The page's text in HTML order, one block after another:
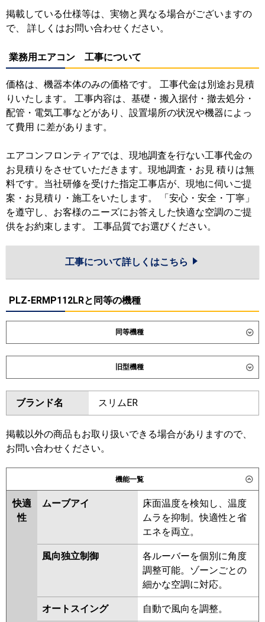
掲載している仕様等は、実物と異なる場合がございますの
で、 詳しくはお問い合わせください。
業務用エアコン 工事について
価格は、機器本体のみの価格です。 工事代金は別途お見積
りいたします。 工事内容は、基礎・搬入据付・撤去処分・
配管・電気工事などがあり、設置場所の状況や機器によっ
て費用 に差があります。
エアコンフロンティアでは、現地調査を行ない工事代金の
お見積りをさせていただきます。現地調査・お見 積りは無
料です。当社研修を受けた指定工事店が、現地に伺いご提
案・お見積り・施工をいたします。 「安心・安全・丁寧」
を遵守し、お客様のニーズにお答えした快適な空調のご提
供をお約束します。 工事品質でお選びください。
工事について詳しくはこちら
PLZ-ERMP112LRと同等の機種
同等機種
ダイキン SZRG112C SZRG112CN
SDRG112BB
東芝 GWHA11211MUB GWHA11211XU
GWSA11214MUB
三菱電機 PLZ-HRMP112LF6 PLZ-
HRMP112L6
RCID-GP112RHN5
GP112RSH11
三菱重工
FDTWV1126H6S
FDTWV1126H6S-rak
パナソニック PA-P112L7KC
PA-P112L7KNC
PA-P112L7HC PA-P112L7HNC
旧型機種
ダイキン SZRG112BY SZRG112BYN
SZRG112BJ
SDRG112B SDRG112BN
SZRG112BF SZRG112BFN
SZRG112BCN
東芝 RWSA11234XU RWSA11234MUB
RWHA11231MUB
RWSA11233MUB RWHA11231MU
RWHA11231XU RWSA11233XU
RWSA11233MU RWHA11231M
RWHA11231X RWSA11233M
RWSA11233X RWHA11221M
RWHA11221X AWHA11254M
AWHA11254M-R AWHA11254X
AWHA11254X-R RWSA11223M
RWSA11223X AWEA11257M
ブランド名 スリムER
掲載以外の商品もお取り扱いできる場合がありますので、
お問い合わせください。
機能一覧
快適
性
ムーブアイ
床面温度を検知し、温度
ムラを抑制。快適性と省
エネを両立。
風向独立制御
各ルーバーを個別に角度
調整可能。ゾーンごとの
細かな空調に対応。
オートスイング 自動で風向を調整。